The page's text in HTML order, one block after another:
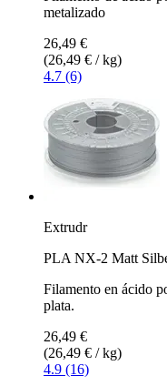
metalizado
26,49 €
(26,49 € / kg)
4.7 (6)
Extrudr
PLA NX-2 Matt
Filamento en ácido
plata.
26,49 €
(26,49 € / kg)
4.9 (16)